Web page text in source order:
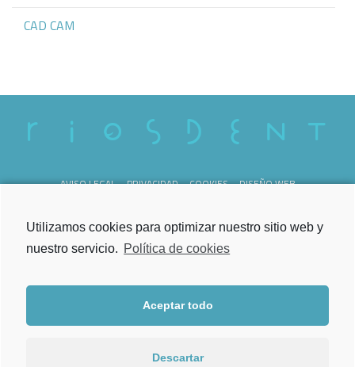
CAD CAM
AVISO LEGAL PRIVACIDAD COOKIES DISEÑO WEB
Lunes a Viernes
de 09.00h a 21.00h
Utilizamos cookies para optimizar nuestro sitio web y
nuestro servicio. Política de cookies
Aceptar todo
Descartar